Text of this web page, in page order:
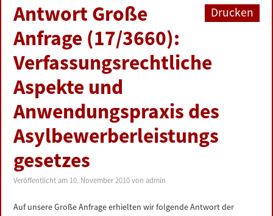
BUNDESTAG
PRESSE
ZUR PERSON
LINKS
DATENSCHUTZERKLÄRUNG
Drucken
Antwort Große
Anfrage (17/3660):
Verfassungsrechtliche
Aspekte und
Anwendungspraxis des
Asylbewerberleistungs
gesetzes
Veröffentlicht am 10. November 2010 vonadmin
Auf unsere Große Anfrage erhielten wir folgende Antwort der